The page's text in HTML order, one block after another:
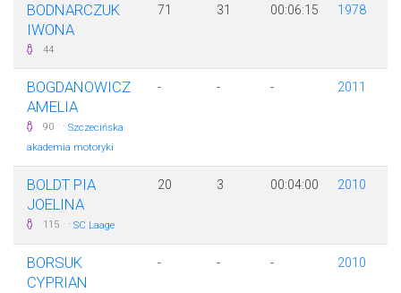
BODNARCZUK
IWONA
44
71 31 00:06:15 1978
BOGDANOWICZ
AMELIA
90 · Szczecińska
akademia motoryki
- - - 2011
BOLDT PIA
JOELINA
115 · SC Laage
20 3 00:04:00 2010
BORSUK
CYPRIAN
- - - 2010